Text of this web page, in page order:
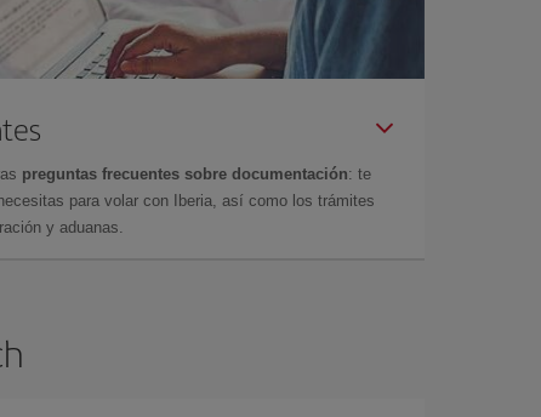
preguntas frecuentes sobre documentación: te
para volar con Iberia, así como los trámites
y aduanas.